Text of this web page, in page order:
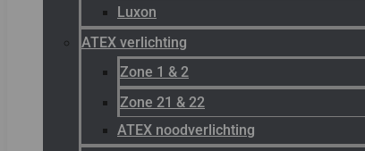
Luxon
ATEX verlichting
Zone 1 & 2
Zone 21 & 22
ATEX noodverlichting